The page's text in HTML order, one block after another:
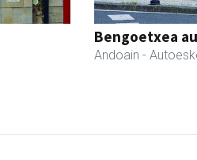
Bengoetxea
Andoain -